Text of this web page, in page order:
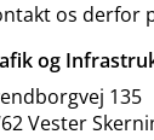
os derfor
og
135
Vester